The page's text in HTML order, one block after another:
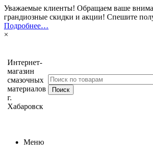
Уважаемые клиенты! Обращаем ваше
грандиозные скидки и акции! Спешите
Подробнее…
×
Интернет-
магазин
смазочных
материалов
г.
Хабаровск
Меню